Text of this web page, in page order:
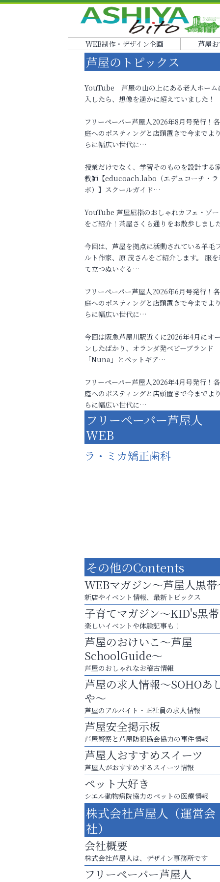
WEB制作・デザイン企画 芦屋
芦屋のトピックス
YouTube 芦屋の山の上にある老人ホーム
入したら、想像を遥かに超えていました！
フリーペーパー芦屋人2026年8月号発行！
庭へのポスティングと店頭置きで今までよ
らに幅広い世代に…
授業だけでなく、学習そのものを設計する
教師【educoach.labo（エデュコーチ・ラ
ボ）】スクールガイド…
YouTube 芦屋屈指のおしゃれカフェ・ゾ
をご紹介！茶屋さくら通りをお散歩しまし
今回は、芦屋を拠点に活動されている羊毛
ルト作家、原 茂さんをご紹介します。 服を
て立つぬいぐる…
フリーペーパー芦屋人2026年6月号発行！
庭へのポスティングと店頭置きで今までよ
らに幅広い世代に…
今回は阪急芦屋川駅近くに2026年4月にオ
ンしたばかり、オランダ発ベビーブランド
「Nuna」とペットギア…
フリーペーパー芦屋人2026年4月号発行！
庭へのポスティングと店頭置きで今までよ
らに幅広い世代に…
フリーペーパー芦屋人
WEB
ラ・ミカ矯正歯科
お一人おひとりに合う治療をご提案
口元から始まる、自分らしい毎日を
芦屋インターナショナルスク
ール
「この学校に出会えて、本当によかった。」
杉塾 芦屋校
その他のContents
WEBマガジン～芦屋人黒帯
新店やイベント情報、最新トピックス
子育てマガジン～KID's黒
楽しいイベントや体験記事も！
芦屋のおけいこ～芦屋
SchoolGuide～
芦屋のおしゃれなお稽古情報
芦屋の求人情報～SOHOあ
や～
芦屋のアルバイト・正社員の求人情報
芦屋安全掲示板
芦屋警察と芦屋防犯協会協力の事件情報
芦屋人おすすめスイーツ
芦屋人がおすすめするスイーツ情報
ペット大好き
シエル動物病院協力のペットの医療情報
株式会社芦屋人（運営会
社）
会社概要
株式会社芦屋人は、デザイン事務所です
フリーペーパー芦屋人